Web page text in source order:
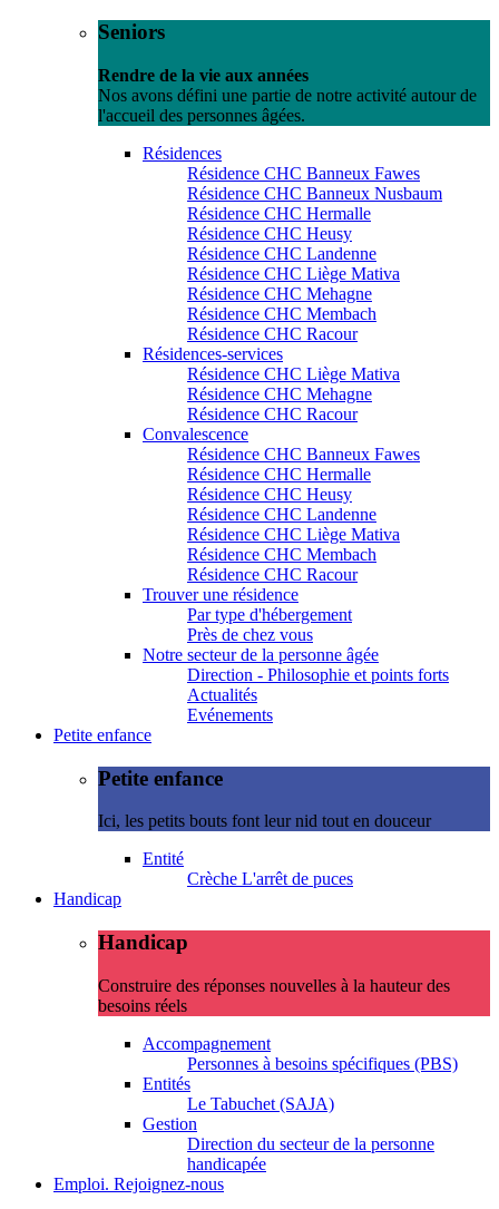
Seniors
Rendre de la vie aux années
Nos avons défini une partie de notre activité autour de
l'accueil des personnes âgées.
Résidences
Résidence CHC Banneux Fawes
Résidence CHC Banneux Nusbaum
Résidence CHC Hermalle
Résidence CHC Heusy
Résidence CHC Landenne
Résidence CHC Liège Mativa
Résidence CHC Mehagne
Résidence CHC Membach
Résidence CHC Racour
Résidences-services
Résidence CHC Liège Mativa
Résidence CHC Mehagne
Résidence CHC Racour
Convalescence
Résidence CHC Banneux Fawes
Résidence CHC Hermalle
Résidence CHC Heusy
Résidence CHC Landenne
Résidence CHC Liège Mativa
Résidence CHC Membach
Résidence CHC Racour
Trouver une résidence
Par type d'hébergement
Près de chez vous
Notre secteur de la personne âgée
Direction - Philosophie et points forts
Actualités
Evénements
Petite enfance
Petite enfance
Ici, les petits bouts font leur nid tout en douceur
Entité
Crèche L'arrêt de puces
Handicap
Handicap
Construire des réponses nouvelles à la hauteur des
besoins réels
Accompagnement
Personnes à besoins spécifiques (PBS)
Entités
Le Tabuchet (SAJA)
Gestion
Direction du secteur de la personne
handicapée
Emploi. Rejoignez-nous